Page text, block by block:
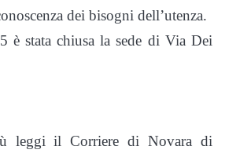
dei bisogni dell’utenza.
è stata chiusa la sede di Via Dei
leggi il Corriere di Novara di